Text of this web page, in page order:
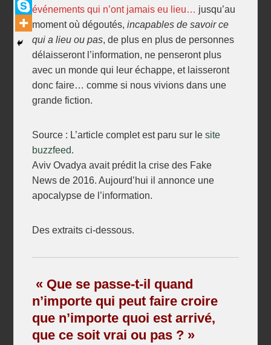
événements qui n’ont jamais eu lieu… jusqu’au
moment où dégoutés,incapables de savoir ce
qui a lieu ou pas, de plus en plus de personnes
délaisseront l’information, ne penseront plus
avec un monde qui leur échappe, et laisseront
donc faire… comme si nous vivions dans une
grande fiction.
Source : L’article complet est paru sur lesite
buzzfeed.
Aviv Ovadya avait prédit la crise des Fake
News de 2016. Aujourd’hui il annonce une
apocalypse de l’information.
Des extraits ci-dessous.
« Que se passe-t-il quand
n’importe qui peut faire croire
que n’importe quoi est arrivé,
que ce soit vrai ou pas ? »